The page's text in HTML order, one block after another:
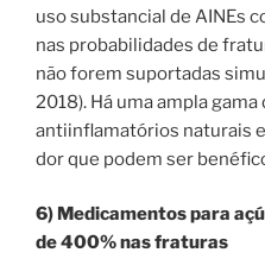
uso substancial de AINEs
nas probabilidades de
não forem suportadas
2018). Há uma ampla
antiinflamatórios naturais
dor que podem ser
6) Medicamentos para
de 400% nas fraturas